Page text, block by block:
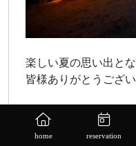
home reservation
楽しい夏の思い出と
皆様ありがとうござい